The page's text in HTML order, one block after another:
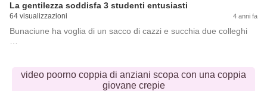
La gentilezza soddisfa 3 studenti entusiasti
64 visualizzazioni 4 anni fa
Bunaciune ha voglia di un sacco di cazzi e succhia due colleghi
video poorno coppia di anziani scopa con una coppia
giovane crepie